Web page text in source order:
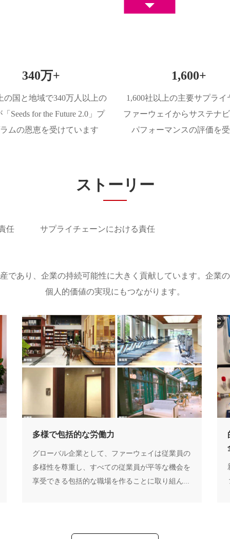
340万+
の国と地域で340万人以上の
「Seeds for the Future 2.0」プ
ムの恩恵を受けています
1,600+
1,600社以上の主要サプライ
ファーウェイからサステナ
パフォーマンスの評価を
ストーリー
任 サプライチェーンにおける責任
であり、企業の持続可能性に大きく貢献しています。企業
個人的価値の実現にもつながります。
多様で包括的な労働力
グローバル企業として、ファーウェイは従業員の
多様性を尊重し、すべての従業員が平等な機会を
享受できる包括的な職場を作ることに取り組ん...